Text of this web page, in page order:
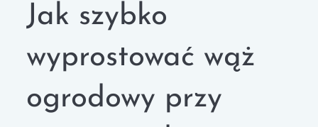
Jak szybko
wyprostować wąż
ogrodowy przy